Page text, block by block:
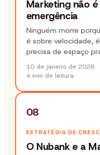
Marketing não
emergência
Ninguém morre
é sobre velocidade,
precisa de espaço
10 de janeiro de 2026
4 min de leitura
08
ESTRATÉGIA DE
O Nubank e a